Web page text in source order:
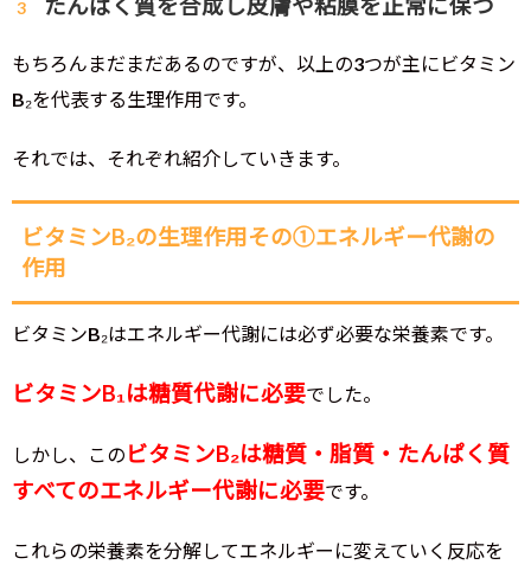
たんぱく質を合成し皮膚や粘膜を正常に保つ
もちろんまだまだあるのですが、以上の3つが主にビタミン
B₂を代表する生理作用です。
それでは、それぞれ紹介していきます。
ビタミンB₂の生理作用その①エネルギー代謝の
作用
ビタミンB₂はエネルギー代謝には必ず必要な栄養素です。
ビタミンB₁は糖質代謝に必要でした。
しかし、この ビタミンB₂は糖質・脂質・たんぱく質
すべてのエネルギー代謝に必要です。
これらの栄養素を分解してエネルギーに変えていく反応を